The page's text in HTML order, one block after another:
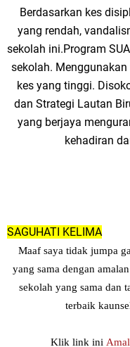
Berdasarkan kes
yang rendah,
sekolah ini.Program
sekolah.
kes yang tinggi.
dan Strategi Lautan
yang berjaya
kehadiran
SAGUHATI KELIMA
Maaf saya tidak jumpa
yang sama dengan
sekolah yang sama dan
terbaik
Klik link ini